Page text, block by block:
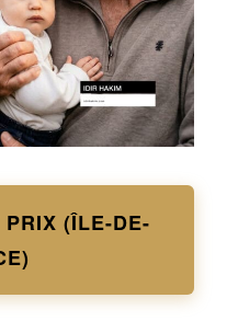
PRIX (ÎLE-DE-